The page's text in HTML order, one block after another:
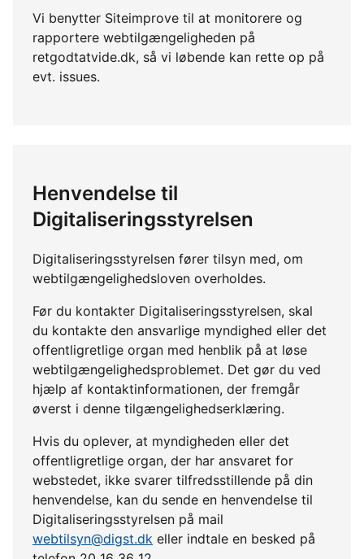
Vi benytter Siteimprove til at monitorere og
rapportere webtilgængeligheden på
retgodtatvide.dk, så vi løbende kan rette op på
evt. issues.
Henvendelse til
Digitaliseringsstyrelsen
Digitaliseringsstyrelsen fører tilsyn med, om
webtilgængelighedsloven overholdes.
Før du kontakter Digitaliseringsstyrelsen, skal
du kontakte den ansvarlige myndighed eller det
offentligretlige organ med henblik på at løse
webtilgængelighedsproblemet. Det gør du ved
hjælp af kontaktinformationen, der fremgår
øverst i denne tilgængelighedserklæring.
Hvis du oplever, at myndigheden eller det
offentligretlige organ, der har ansvaret for
webstedet, ikke svarer tilfredsstillende på din
henvendelse, kan du sende en henvendelse til
Digitaliseringsstyrelsen på mail
webtilsyn@digst.dk eller indtale en besked på